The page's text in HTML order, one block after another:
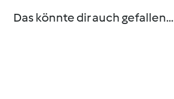
Das könnte dir auch gefallen...